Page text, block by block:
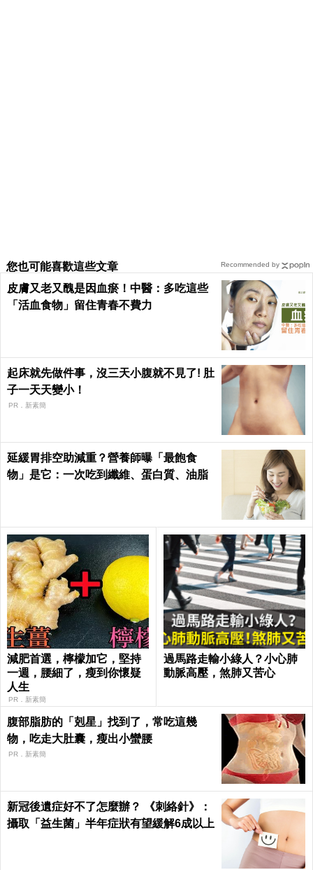
您也可能喜歡這些文章
皮膚又老又醜是因血瘀！中醫：多吃這些
「活血食物」留住青春不費力
起床就先做件事，沒三天小腹就不見了! 肚
子一天天變小！
PR．新素簡
延緩胃排空助減重？營養師曝「最飽食
物」是它：一次吃到纖維、蛋白質、油脂
減肥首選，檸檬加它，堅持
一週，腰細了，瘦到你懷疑
人生
PR．新素簡
過馬路走輸小綠人？小心肺
動脈高壓，煞肺又苦心
腹部脂肪的「剋星」找到了，常吃這幾
物，吃走大肚囊，瘦出小蠻腰
PR．新素簡
新冠後遺症好不了怎麼辦？ 《刺絡針》：
攝取「益生菌」半年症狀有望緩解6成以上
Recommended by